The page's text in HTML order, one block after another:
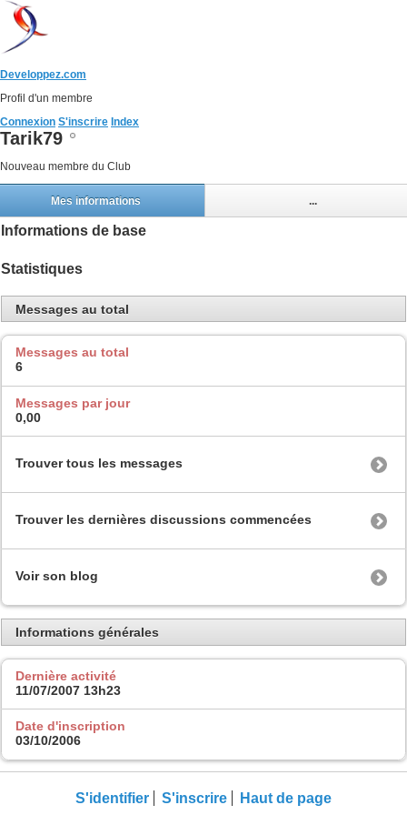
Developpez.com
Profil d'un membre
Connexion S'inscrire Index
Tarik79
Nouveau membre du Club
Mes informations ...
Informations de base
Statistiques
Messages au total
Messages au total
6
Messages par jour
0,00
Trouver tous les messages
Trouver les dernières discussions commencées
Voir son blog
Informations générales
Dernière activité
11/07/2007 13h23
Date d'inscription
03/10/2006
S'identifier S'inscrire Haut de page